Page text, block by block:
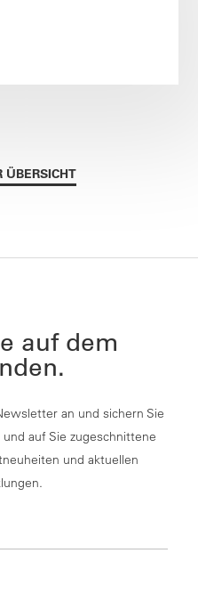
ÜBERSICHT
auf dem
an und sichern Sie
auf Sie zugeschnittene
und aktuellen